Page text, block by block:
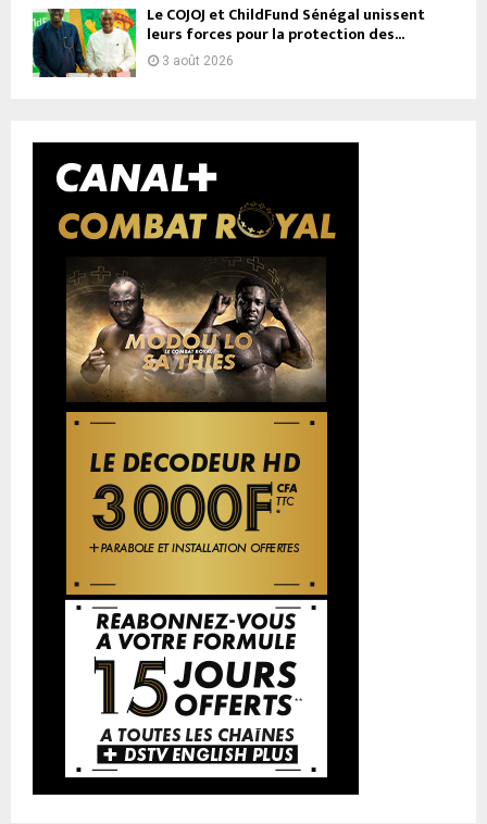
Le COJOJ et ChildFund Sénégal unissent
leurs forces pour la protection des...
3 août 2026